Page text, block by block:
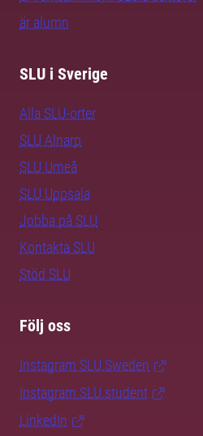
är alumn
SLU i Sverige
Alla SLU-orter
SLU Alnarp
SLU Umeå
SLU Uppsala
Jobba på SLU
Kontakta SLU
Stöd SLU
Följ oss
Instagram SLU.Sweden
Instagram SLU.student
LinkedIn